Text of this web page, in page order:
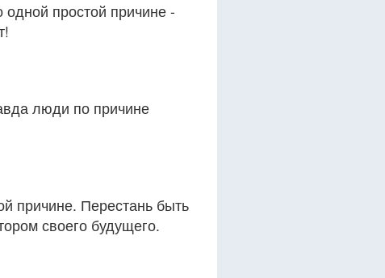
простой причине -
люди по причине
причине. Перестань быть
своего будущего.